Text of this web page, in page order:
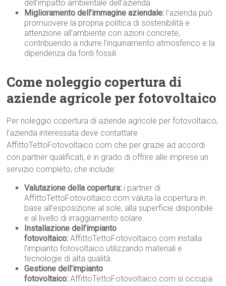
dell’impatto ambientale dell’azienda.
Miglioramento dell’immagine aziendale: l’azienda può
promuovere la propria politica di sostenibilità e
attenzione all’ambiente con azioni concrete,
contribuendo a ridurre l’inquinamento atmosferico e la
dipendenza da fonti fossili.
Come noleggio copertura di
aziende agricole per fotovoltaico
Per noleggio copertura di aziende agricole per fotovoltaico,
l’azienda interessata deve contattare
AffittoTettoFotovoltaico.com che per grazie ad accordi
con partner qualificati, è in grado di offrire alle imprese un
servizio completo, che include:
Valutazione della copertura: i partner di
AffittoTettoFotovoltaico.com valuta la copertura in
base all’esposizione al sole, alla superficie disponibile
e al livello di irraggiamento solare.
Installazione dell’impianto
fotovoltaico: AffittoTettoFotovoltaico.com installa
l’impianto fotovoltaico utilizzando materiali e
tecnologie di alta qualità.
Gestione dell’impianto
fotovoltaico: AffittoTettoFotovoltaico.com si occupa